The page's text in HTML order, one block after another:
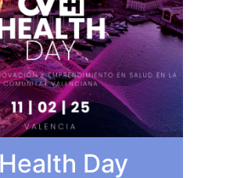
Day